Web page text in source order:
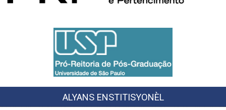
ALYANS ENSTITISYONÈL